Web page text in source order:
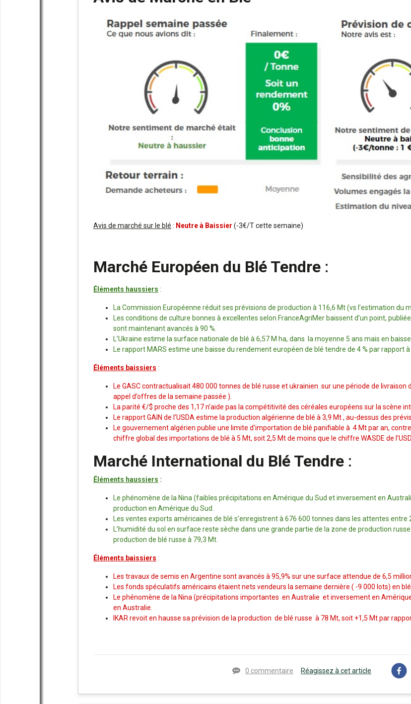
Avis de marché sur le blé : Neutre à Baissier (-3€/T cette semaine)
Marché Européen du Blé Tendre :
Éléments haussiers :
La Commission Européenne réduit ses prévisions de production à 116,6 Mt (vs l’estimation du
Les conditions de culture bonnes à excellentes selon FranceAgriMer baissent d’un point,
sont maintenant avancés à 90 %.
L’Ukraine estime la surface nationale de blé à 6,57 M ha, dans la moyenne 5 ans mais en
Le rapport MARS estime une baisse du rendement européen de blé tendre de 4 % par rapport
Éléments baissiers :
Le GASC contractualisait 480 000 tonnes de blé russe et ukrainien sur une période de
appel d’offres de la semaine passée ).
La parité €/$ proche des 1,17 n’aide pas la compétitivité des céréales européens sur la scène
Le rapport GAIN de l'USDA estime la production algérienne de blé à 3,9 Mt , au-dessus des
Le gouvernement algérien publie une limite d'importation de blé panifiable à 4 Mt par an,
chiffre global des importations de blé à 5 Mt, soit 2,5 Mt de moins que le chiffre WASDE de
Marché International du Blé Tendre :
Éléments haussiers :
Le phénomène de la Nina (faibles précipitations en Amérique du Sud et inversement en
production en Amérique du Sud.
Les ventes exports américaines de blé s’enregistrent à 676 600 tonnes dans les attentes entre
L’humidité du sol en surface reste sèche dans une grande partie de la zone de production
production de blé russe à 79,3 Mt.
Éléments baissiers :
Les travaux de semis en Argentine sont avancés à 95,9% sur une surface attendue de 6,5
Les fonds spéculatifs américains étaient nets vendeurs la semaine dernière ( -9 000 lots) en
Le phénomène de la Nina (précipitations importantes en Australie et inversement en
en Australie.
IKAR revoit en hausse sa prévision de la production de blé russe à 78 Mt, soit +1,5 Mt par
0 commentaire Réagissez à cet article